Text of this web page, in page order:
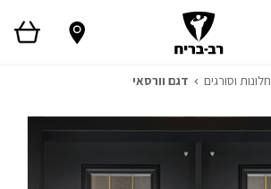
חלונות וסורגים דגם וורסאי